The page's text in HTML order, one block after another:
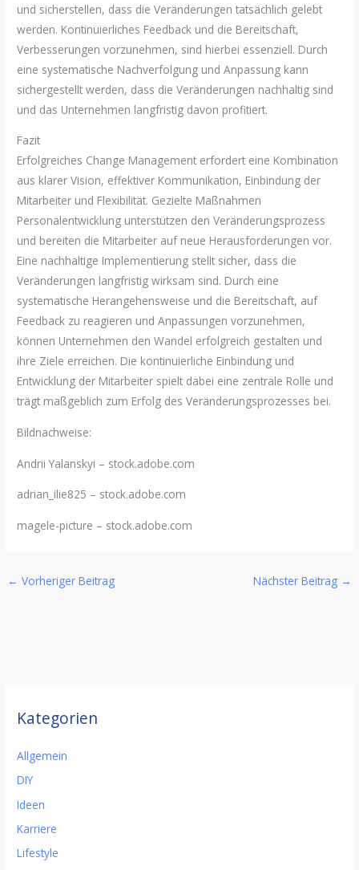
und sicherstellen, dass die Veränderungen tatsächlich gelebt
werden. Kontinuierliches Feedback und die Bereitschaft,
Verbesserungen vorzunehmen, sind hierbei essenziell. Durch
eine systematische Nachverfolgung und Anpassung kann
sichergestellt werden, dass die Veränderungen nachhaltig sind
und das Unternehmen langfristig davon profitiert.
Fazit
Erfolgreiches Change Management erfordert eine Kombination
aus klarer Vision, effektiver Kommunikation, Einbindung der
Mitarbeiter und Flexibilität. Gezielte Maßnahmen
Personalentwicklung unterstützen den Veränderungsprozess
und bereiten die Mitarbeiter auf neue Herausforderungen vor.
Eine nachhaltige Implementierung stellt sicher, dass die
Veränderungen langfristig wirksam sind. Durch eine
systematische Herangehensweise und die Bereitschaft, auf
Feedback zu reagieren und Anpassungen vorzunehmen,
können Unternehmen den Wandel erfolgreich gestalten und
ihre Ziele erreichen. Die kontinuierliche Einbindung und
Entwicklung der Mitarbeiter spielt dabei eine zentrale Rolle und
trägt maßgeblich zum Erfolg des Veränderungsprozesses bei.
Bildnachweise:
Andrii Yalanskyi – stock.adobe.com
adrian_ilie825 – stock.adobe.com
magele-picture – stock.adobe.com
← Vorheriger Beitrag Nächster Beitrag →
Kategorien
Allgemein
DIY
Ideen
Karriere
Lifestyle